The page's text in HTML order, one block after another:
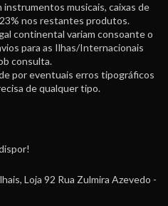
instrumentos musicais, caixas de
nos restantes produtos.
continental variam consoante o
para as Ilhas/Internacionais
consulta.
por eventuais erros tipográficos
de qualquer tipo.
Loja 92 Rua Zulmira Azevedo -